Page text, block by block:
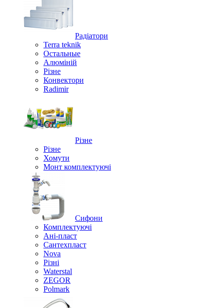
Радіатори
Terra teknik
Остальные
Алюміній
Різне
Конвектори
Radimir
Різне
Різне
Хомути
Монт комплектуючі
Сифони
Комплектуючі
Ані-пласт
Сантехпласт
Nova
Різні
Waterstal
ZEGOR
Polmark